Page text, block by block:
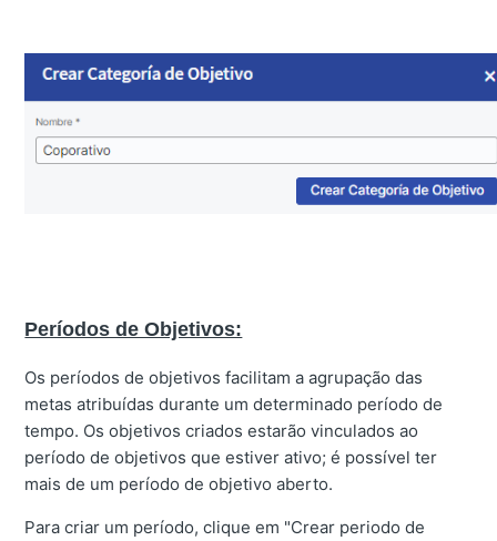
Períodos de Objetivos:
Os períodos de objetivos facilitam a agrupação das
metas atribuídas durante um determinado período de
tempo. Os objetivos criados estarão vinculados ao
período de objetivos que estiver ativo; é possível ter
mais de um período de objetivo aberto.
Para criar um período, clique em "Crear periodo de